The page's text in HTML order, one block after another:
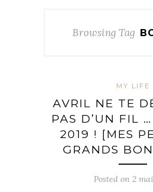
Browsing Tag
MY LIFE
AVRIL NE TE
PAS D’UN FIL
2019 ! [MES
GRANDS
Posted on 2